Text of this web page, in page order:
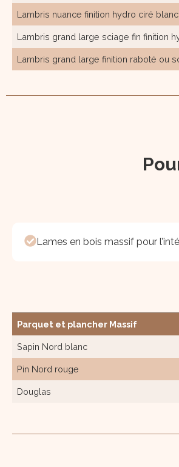
Lambris nuance finition hydro ciré
Lambris grand large sciage fin finition
Lambris grand large finition raboté ou
Lames en bois massif pour
Parquet et plancher Massif
Sapin Nord blanc
Pin Nord rouge
Douglas